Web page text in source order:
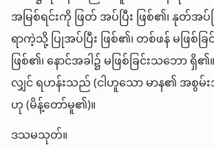
အမြစ်ရင်းကို ဖြတ် အပ်ပြီး ဖြစ်၏၊ နုတ်အပ်
ရာကဲ့သို့ ပြုအပ်ပြီး ဖြစ်၏၊ တစ်ဖန် မဖြစ်ခြ
ဖြစ်၏၊ နောင်အခါ၌ မဖြစ်ခြင်းသဘော
လျှင် ရဟန်းသည် (ငါဟူသော မာန၏ အစွမ်း
ဟု (မိန့်တော်မူ၏)။
ဒသမသုတ်။